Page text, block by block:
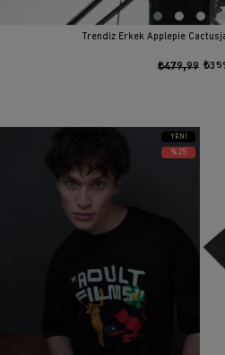
Trendiz Erkek Applepie
₺479,99
YENI
ÜRÜN
%25